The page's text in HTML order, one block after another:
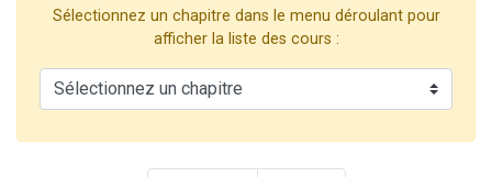
2 personnes viennent de nous rejoindre sur WhatsApp
Il reste 49 places pour étudier en groupe sur Zoom
Sélectionnez un chapitre dans le menu déroulant pour
afficher la liste des cours :